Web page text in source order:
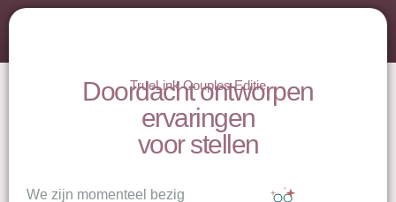
TrueLink Couples Editie
Doordacht ontworpen
ervaringen
voor stellen
We zijn momenteel bezig